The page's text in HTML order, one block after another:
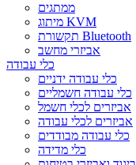
ממתגים
מיתוג KVM
תקשורת Bluetooth
אביזרי מחשב
כלי עבודה
כלי עבודה ידניים
כלי עבודה חשמליים
אביזרים לכלי חשמל
אביזרים לכלי עבודה
כלי עבודה מבודדים
כלי מדידה